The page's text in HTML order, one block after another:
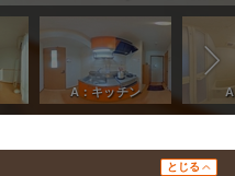
とじる